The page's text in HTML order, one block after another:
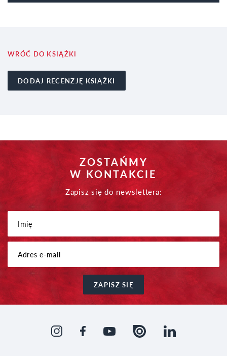
WRÓĆ DO KSIĄŻKI
DODAJ RECENZJĘ KSIĄŻKI
ZOSTAŃMY
W KONTAKCIE
Zapisz się do newslettera:
ZAPISZ SIĘ